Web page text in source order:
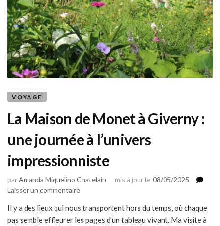
VOYAGE
La Maison de Monet à Giverny :
une journée à l’univers
impressionniste
parAmanda Miquelino Chatelain mis à jour le 08/05/2025
Laisser un commentairesur
Maison
de
Il y a des lieux qui nous transportent hors du temps, où chaque
pas semble effleurer les pages d’un tableau vivant. Ma visite à